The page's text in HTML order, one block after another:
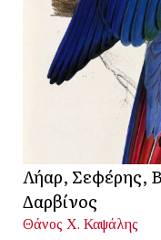
Λήαρ, Σεφέρης,
Δαρβίνος
Θάνος Χ. Καψάλης